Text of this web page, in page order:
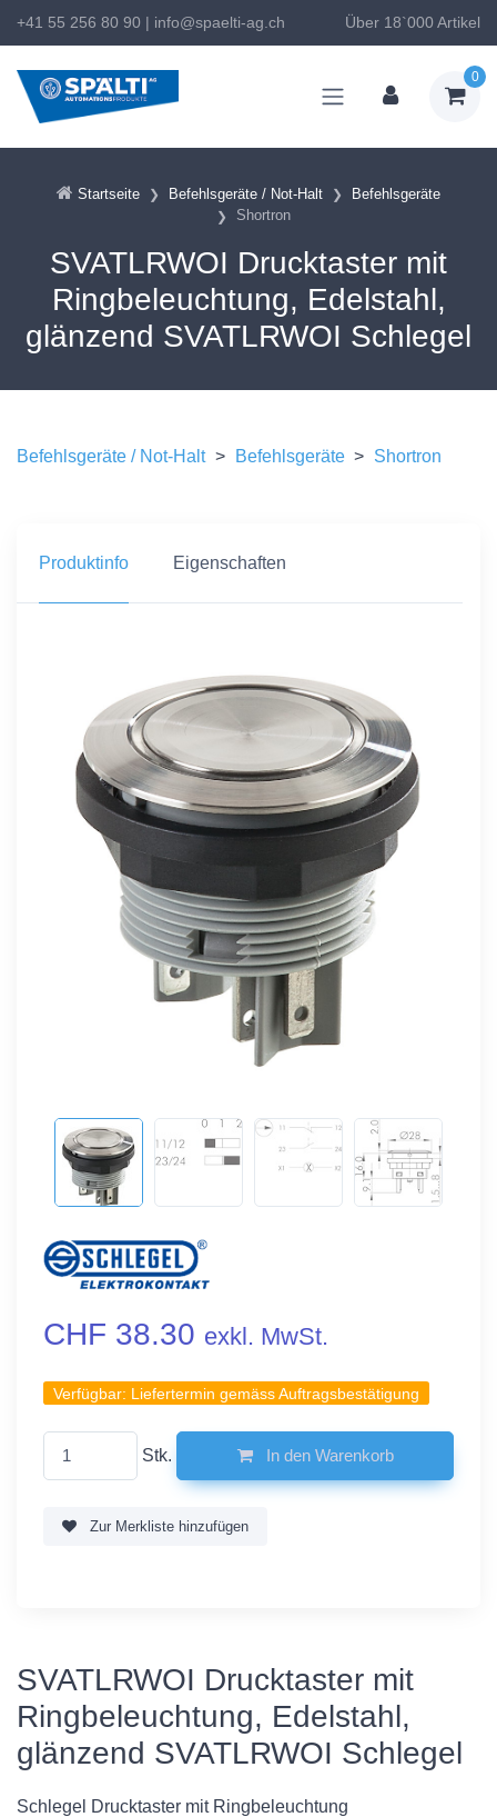
+41 55 256 80 90 | info@spaelti-ag.ch Über 18`000 Artikel
0
Startseite Befehlsgeräte / Not-Halt
Befehlsgeräte
Shortron
SVATLRWOI Drucktaster mit
Ringbeleuchtung, Edelstahl,
glänzend SVATLRWOI Schlegel
Befehlsgeräte / Not-Halt > Befehlsgeräte > Shortron
Produktinfo Eigenschaften
CHF 38.30 exkl. MwSt.
Verfügbar: Liefertermin gemäss Auftragsbestätigung
Stk. In den Warenkorb
Zur Merkliste hinzufügen
SVATLRWOI Drucktaster mit
Ringbeleuchtung, Edelstahl,
glänzend SVATLRWOI Schlegel
Schlegel Drucktaster mit Ringbeleuchtung